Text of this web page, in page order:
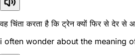
वह चिंता करता है कि ट्रेन क्यों फिर से देर से
i often wonder about the meaning